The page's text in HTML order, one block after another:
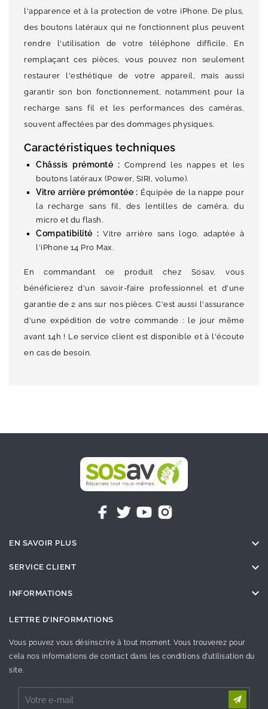
l'apparence et à la protection de votre iPhone. De plus,
des boutons latéraux qui ne fonctionnent plus peuvent
rendre l'utilisation de votre téléphone difficile. En
remplaçant ces pièces, vous pouvez non seulement
restaurer l'esthétique de votre appareil, mais aussi
garantir son bon fonctionnement, notamment pour la
recharge sans fil et les performances des caméras,
souvent affectées par des dommages physiques.
Caractéristiques techniques
Châssis prémonté : Comprend les nappes et les
boutons latéraux (Power, SIRI, volume).
Vitre arrière prémontée : Équipée de la nappe pour
la recharge sans fil, des lentilles de caméra, du
micro et du flash.
Compatibilité : Vitre arrière sans logo, adaptée à
l'iPhone 14 Pro Max.
En commandant ce produit chez Sosav, vous
bénéficierez d'un savoir-faire professionnel et d'une
garantie de 2 ans sur nos pièces. C'est aussi l'assurance
d'une expédition de votre commande : le jour même
avant 14h ! Le service client est disponible et à l'écoute
en cas de besoin.
EN SAVOIR PLUS 
SERVICE CLIENT 
INFORMATIONS 
LETTRE D'INFORMATIONS
Vous pouvez vous désinscrire à tout moment. Vous trouverez pour
cela nos informations de contact dans les conditions d'utilisation du
site.